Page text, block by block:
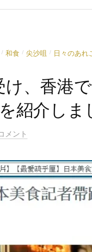
/ 和食 / 尖沙咀 / 日々のあれ
、香港
紹介しま
メント